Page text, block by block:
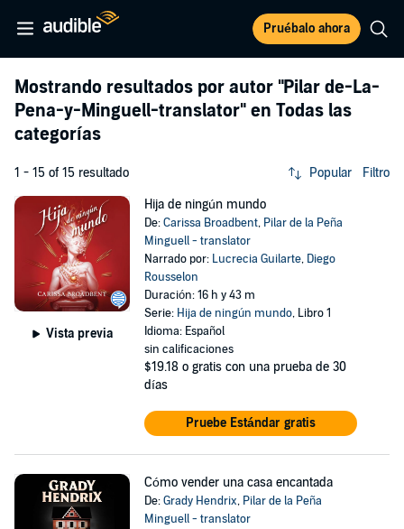
Pruébalo ahora
Mostrando resultados por autor "Pilar de-La-
Pena-y-Minguell-translator" en Todas las
categorías
1 - 15 of 15 resultado Popular Filtro
Vista previa
Hija de ningún mundo
De:Carissa Broadbent, Pilar de la Peña
Minguell - translator
Narrado por: Lucrecia Guilarte, Diego
Rousselon
Duración: 16 h y 43 m
Serie: Hija de ningún mundo, Libro 1
Idioma: Español
sin calificaciones
$19.18 o gratis con una prueba de 30
días
Pruebe Estándar gratis
Cómo vender una casa encantada
De:Grady Hendrix, Pilar de la Peña
Minguell - translator